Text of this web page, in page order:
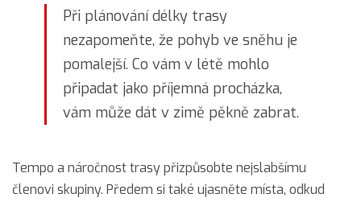
Při plánování délky trasy
nezapomeňte, že pohyb ve sněhu je
pomalejší. Co vám v létě mohlo
připadat jako příjemná procházka,
vám může dát v zimě pěkně zabrat.
Tempo a náročnost trasy přizpůsobte nejslabšímu
členovi skupiny. Předem si také ujasněte místa, odkud